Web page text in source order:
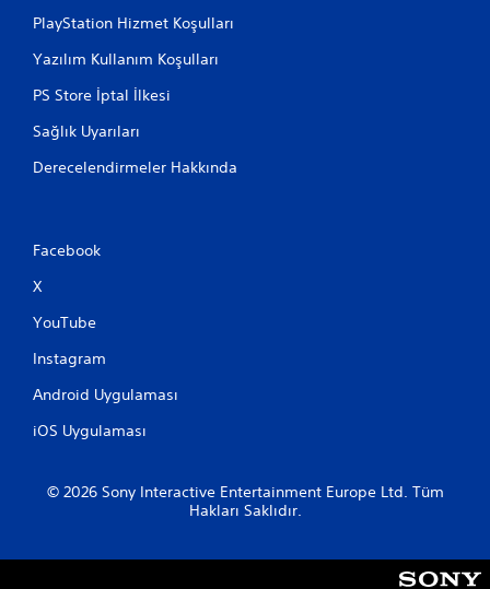
i
s
n
z
.
H
ı
a
s
PlayStation Hizmet Koşulları
Yazılım Kullanım Koşulları
PS Store İptal İlkesi
Sağlık Uyarıları
Derecelendirmeler Hakkında
Facebook
X
YouTube
Instagram
Android Uygulaması
iOS Uygulaması
© 2026 Sony Interactive Entertainment Europe Ltd. Tüm
Hakları Saklıdır.